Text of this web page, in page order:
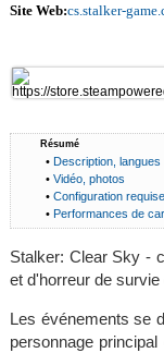
Site Web:cs.stalker-
Résumé
• Description, langues
• Vidéo, photos
• Configuration requise
• Performances de
Stalker: Clear Sky -
et d'horreur de
Les événements se
personnage